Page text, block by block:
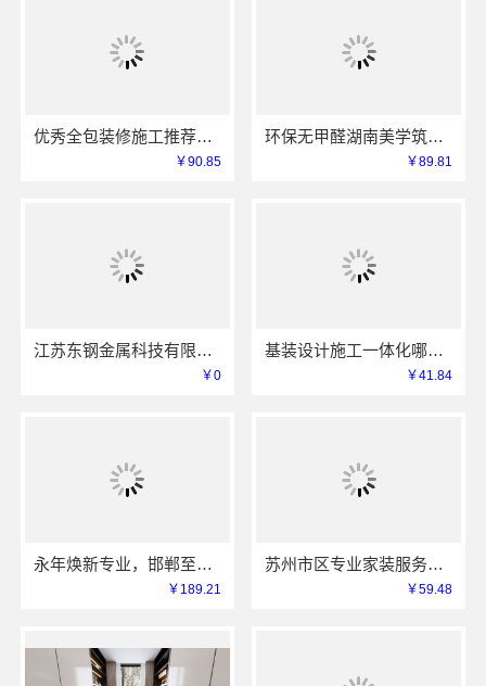
优秀全包装修施工推荐云南至高新型建材有限公司
￥90.85
环保无甲醛湖南美学筑家建材有限公司软装配套
￥89.81
江苏东钢金属科技有限公司不锈钢衣柜定制工厂联系电话
￥0
基装设计施工一体化哪家专业？亿莱居装饰工程材料有限公司可靠
￥41.84
永年焕新专业，邯郸至臻全宅新材料有限公司为您省心
￥189.21
苏州市区专业家装服务报价老房翻新，苏州百年豪庭新材料有限公司
￥59.48